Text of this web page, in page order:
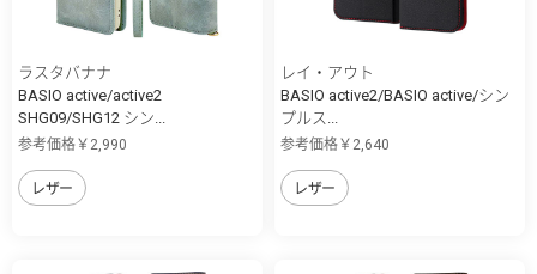
ラスタバナナ
BASIO active/active2
SHG09/SHG12 シン...
参考価格￥2,990
レザー
レイ・アウト
BASIO active2/BASIO active/シン
プルス...
参考価格￥2,640
レザー